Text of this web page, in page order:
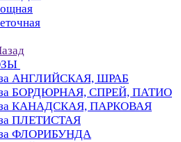
АНГЛИЙСКАЯ, ШРАБ
БОРДЮРНАЯ, СПРЕЙ, ПАТИО
КАНАДСКАЯ, ПАРКОВАЯ
ПЛЕТИСТАЯ
ФЛОРИБУНДА